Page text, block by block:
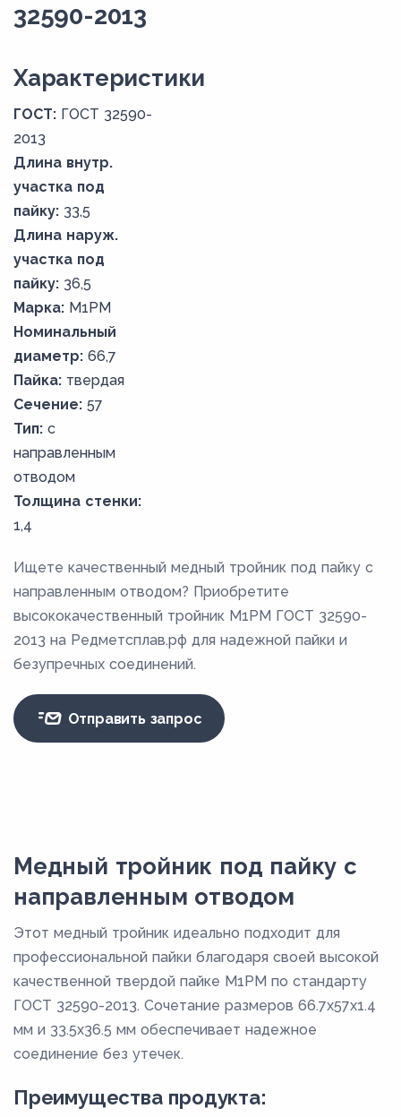
32590-2013
Xарактеристики
ГОСТ: ГОСТ 32590-
2013
Длина внутр.
участка под
пайку: 33,5
Длина наруж.
участка под
пайку: 36,5
Марка: М1РМ
Номинальный
диаметр: 66,7
Пайка: твердая
Сечение: 57
Тип: с
направленным
отводом
Толщина стенки:
1,4
Ищете качественный медный тройник под пайку с
направленным отводом? Приобретите
высококачественный тройник М1РМ ГОСТ 32590-
2013 на Редметсплав.рф для надежной пайки и
безупречных соединений.
Отправить запрос
Медный тройник под пайку с
направленным отводом
Этот медный тройник идеально подходит для
профессиональной пайки благодаря своей высокой
качественной твердой пайке М1РМ по стандарту
ГОСТ 32590-2013. Сочетание размеров 66.7х57х1.4
мм и 33.5х36.5 мм обеспечивает надежное
соединение без утечек.
Преимущества продукта: